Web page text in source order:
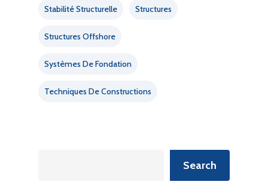
Stabilité Structurelle Structures
Structures Offshore
Systèmes De Fondation
Techniques De Constructions
Search